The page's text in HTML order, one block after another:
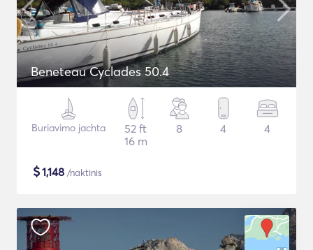
Beneteau Cyclades 50.4
Buriavimo jachta
52 ft
16 m
8 4 4
$1,148 /naktinis